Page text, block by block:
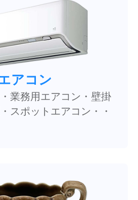
アコン
業務用エアコン・壁掛
スポットエアコン・・